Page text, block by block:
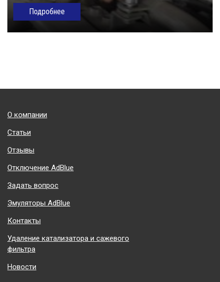
Подробнее
Подвал
О компании
Статьи
Отзывы
Отключение AdBlue
Задать вопрос
Эмуляторы AdBlue
Контакты
Удаление катализатора и сажевого
фильтра
Новости